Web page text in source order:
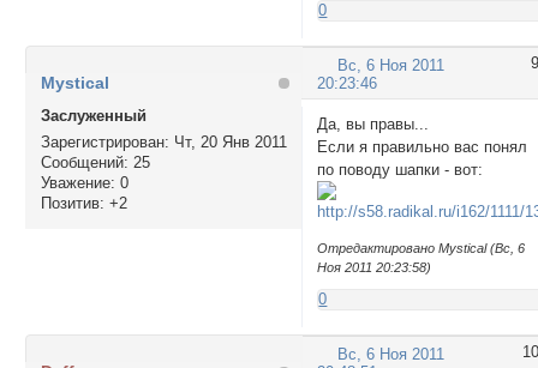
0
9
Вс, 6 Ноя 2011
20:23:46
Mystical
Заслуженный
Зарегистрирован: Чт, 20 Янв 2011
Сообщений: 25
Уважение: 0
Позитив: +2
Да, вы правы...
Если я правильно вас понял
по поводу шапки - вот:
Отредактировано Mystical (Вс, 6
Ноя 2011 20:23:58)
0
10
Вс, 6 Ноя 2011